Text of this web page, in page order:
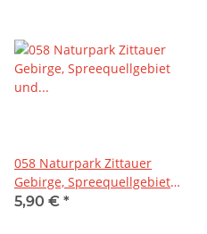
058 Naturpark Zittauer
Gebirge, Spreequellgebiet
und Umgebung 1:35.000
5,90 € *